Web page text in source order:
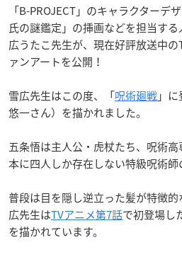
「B-PROJECT」のキャラクターデ
氏の謎鑑定」の挿画などを担当す
広うたこ先生が、現在好評放送中の
ァンアートを公開！
雪広先生はこの度、「呪術廻戦」
悠一さん）を描かれました。
五条悟は主人公・虎杖たち、呪術
本に四人しか存在しない特級呪術師
普段は目を隠し逆立った髪が特徴
広先生はTVアニメ第7話で初登場し
を描かれています。